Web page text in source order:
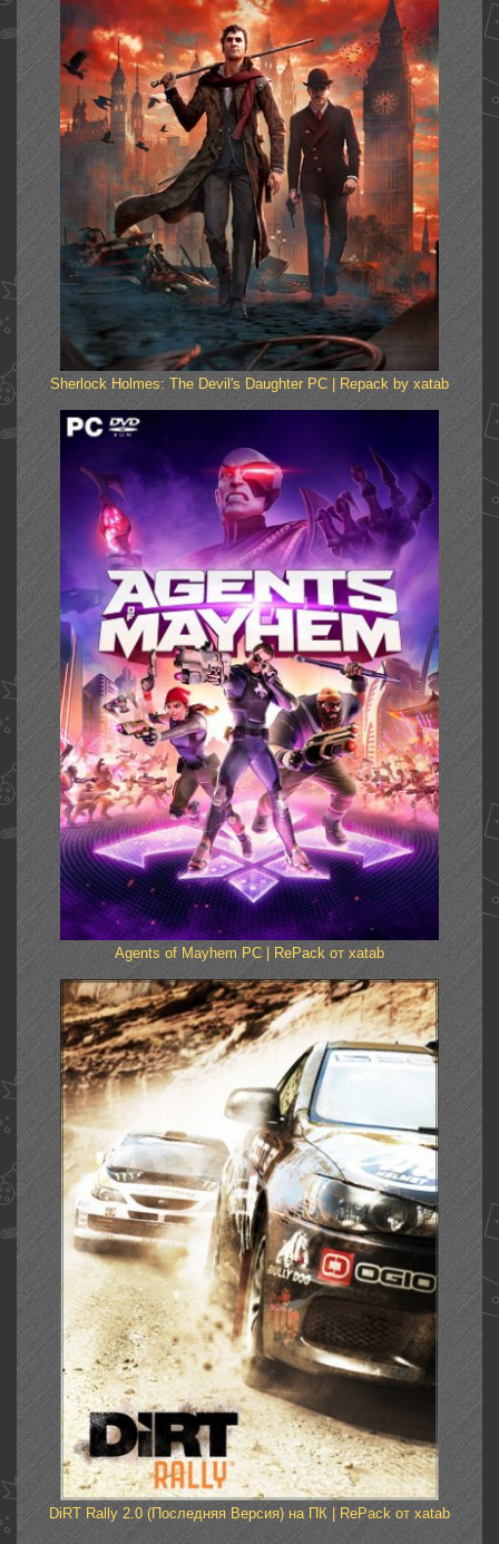
Sherlock Holmes: The Devil's Daughter PC | Repack by xatab
Agents of Mayhem PC | RePack от xatab
DiRT Rally 2.0 (Последняя Версия) на ПК | RePack от xatab